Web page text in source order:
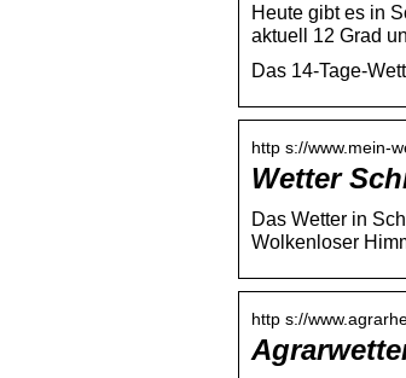
Heute gibt es in
aktuell 12 Grad
Das 14-Tage-
http s://www.mein-
Wetter
Das Wetter in
Wolkenloser
http s://